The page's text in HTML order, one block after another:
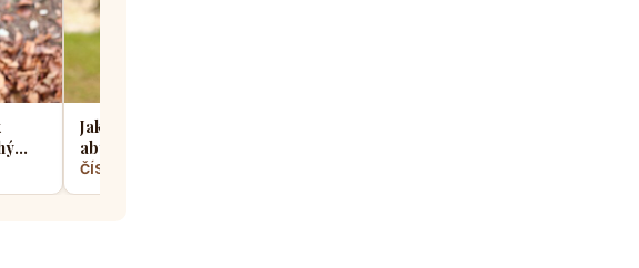
Jak správně socializovat štěně,
aby z něj vyrostl sebevědomý
a klidný pes
ČÍST VÍCE →